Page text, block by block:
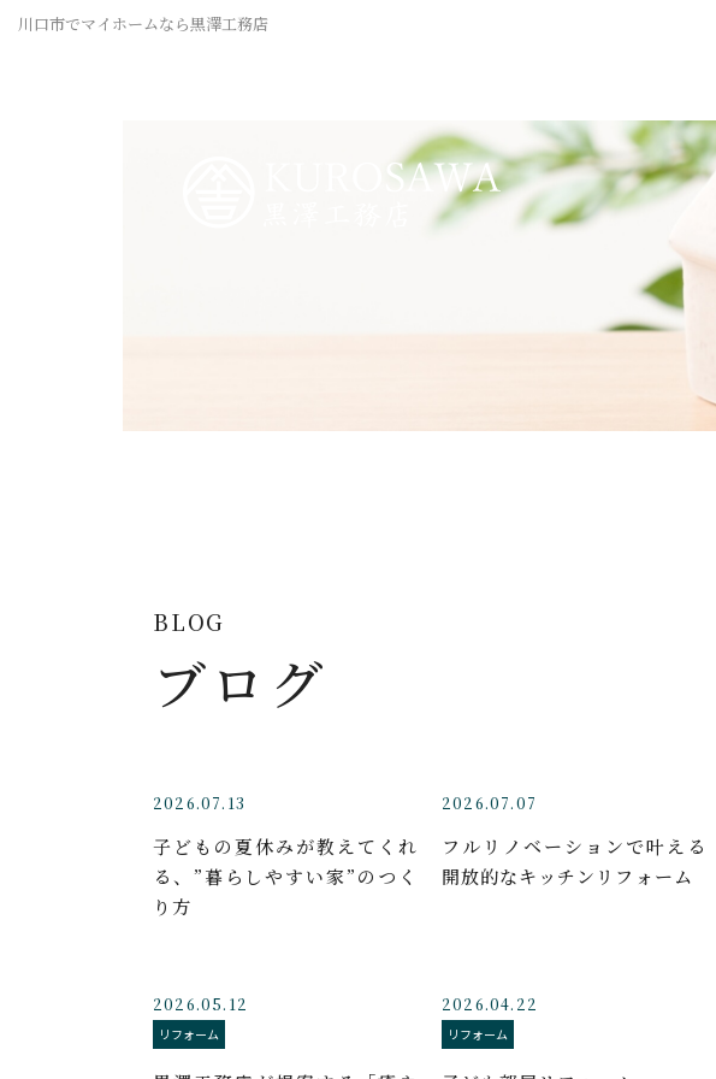
川口市でマイホームなら黒澤工務店
BLOG
ブログ
2026.07.13
子どもの夏休みが教えてくれ
る、”暮らしやすい家”のつく
り方
2026.07.07
フルリノベーションで叶える
開放的なキッチンリフォーム
2026.05.12
リフォーム
2026.04.22
リフォーム